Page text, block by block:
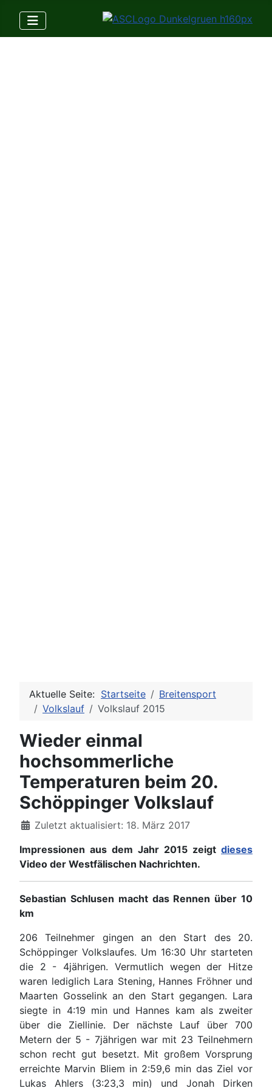
Aktuelle Seite: Startseite
Breitensport
Volkslauf
Volkslauf 2015
Wieder einmal
hochsommerliche
Temperaturen beim 20.
Schöppinger Volkslauf
DetailsZuletzt aktualisiert: 18. März 2017
Impressionen aus dem Jahr 2015 zeigt dieses
Video der Westfälischen Nachrichten.
Sebastian Schlusen macht das Rennen über 10
km
206 Teilnehmer gingen an den Start des 20.
Schöppinger Volkslaufes. Um 16:30 Uhr starteten
die 2 - 4jährigen. Vermutlich wegen der Hitze
waren lediglich Lara Stening, Hannes Fröhner und
Maarten Gosselink an den Start gegangen. Lara
siegte in 4:19 min und Hannes kam als zweiter
über die Ziellinie. Der nächste Lauf über 700
Metern der 5 - 7jährigen war mit 23 Teilnehmern
schon recht gut besetzt. Mit großem Vorsprung
erreichte Marvin Bliem in 2:59,6 min das Ziel vor
Lukas Ahlers (3:23,3 min) und Jonah Dirken